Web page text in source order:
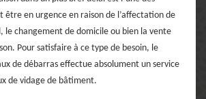
être en urgence en raison de l’affectation de
le changement de domicile ou bien la vente
Pour satisfaire à ce type de besoin, le
de débarras effectue absolument un service
de vidage de bâtiment.